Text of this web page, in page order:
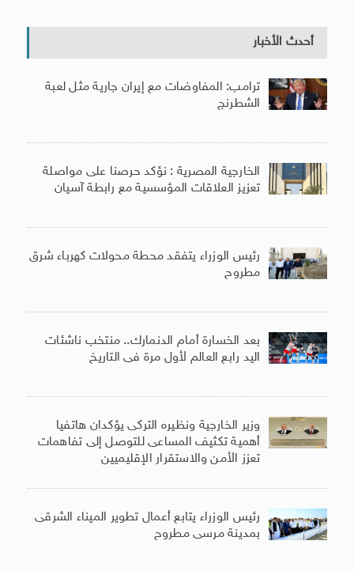
أحدث الأخبار
ترامب: المفاوضات مع إيران جارية مثل لعبة
الشطرنج
الخارجية المصرية : نؤكد حرصنا على مواصلة
تعزيز العلاقات المؤسسية مع رابطة آسيان
رئيس الوزراء يتفقد محطة محولات كهرباء شرق
مطروح
بعد الخسارة أمام الدنمارك.. منتخب ناشئات
اليد رابع العالم لأول مرة فى التاريخ
وزير الخارجية ونظيره التركى يؤكدان هاتفيا
أهمية تكثيف المساعى للتوصل إلى تفاهمات
تعزز الأمن والاستقرار الإقليميين
رئيس الوزراء يتابع أعمال تطوير الميناء الشرقى
بمدينة مرسى مطروح